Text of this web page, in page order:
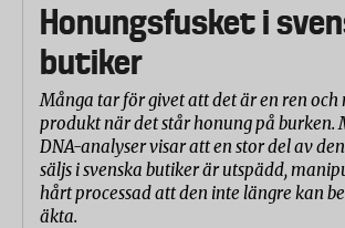
Honungsfusket i
butiker
Många tar för givet att det är en ren
produkt när det står honung på burken.
DNA-analyser visar att en stor del av
säljs i svenska butiker är utspädd,
hårt processad att den inte längre kan
äkta.